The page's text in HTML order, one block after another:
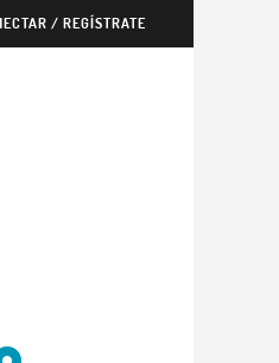
/ REGÍSTRATE